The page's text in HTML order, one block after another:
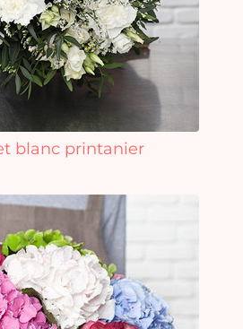
blanc printanier